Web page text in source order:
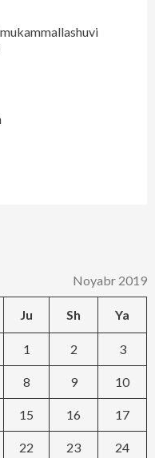
Noyabr 2019
Ju Sh Ya
1 2 3
8 9 10
15 16 17
22 23 24